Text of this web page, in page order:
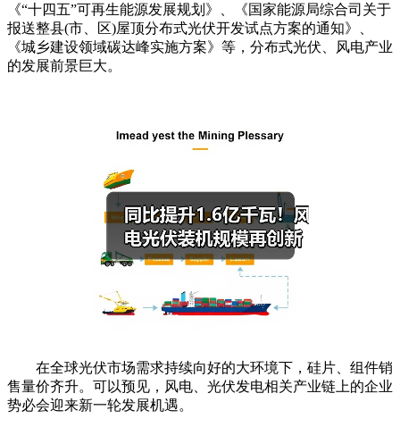
《“十四五”可再生能源发展规划》、《国家能源局综合司关于
报送整县(市、区)屋顶分布式光伏开发试点方案的通知》、
《城乡建设领域碳达峰实施方案》等，分布式光伏、风电产业
的发展前景巨大。
在全球光伏市场需求持续向好的大环境下，硅片、组件销
售量价齐升。可以预见，风电、光伏发电相关产业链上的企业
势必会迎来新一轮发展机遇。